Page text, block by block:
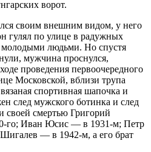
ворот.
своим внешним видом, у него
гулял по улице в радужных
молодыми людьми. Но спустя
мужчина проснулся,
проведения первоочередного
Московской, вблизи трупа
спортивная шапочка и
след мужского ботинка и след
своей смертью Григорий
го; Иван Юсис — в 1931-м; Петр
— в 1942-м, а его брат